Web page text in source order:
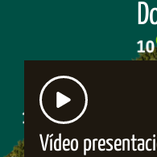
Vídeo